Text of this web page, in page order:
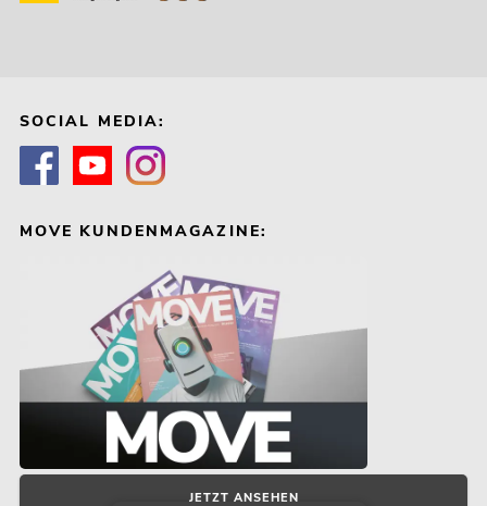
SOCIAL MEDIA:
MOVE KUNDENMAGAZINE:
JETZT ANSEHEN